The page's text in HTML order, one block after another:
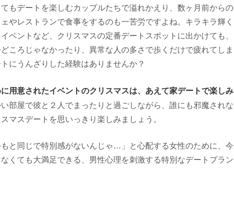
もデートを楽しむカップルたちで溢れかえり、数ヶ月前からの
やレストランで食事をするのも一苦労ですよね。キラキラ輝く
ベントなど、クリスマスの定番デートスポットに出かけても、
ころじゃなかったり、異常な人の多さで歩くだけで疲れてしま
にうんざりした経験はありませんか？
用意されたイベントのクリスマスは、あえて家デートで楽しみ
部屋で彼と２人でまったりと過ごしながら、誰にも邪魔されな
マスデートを思いっきり楽しみましょう。
もと同じで特別感がないんじゃ…」と心配する女性のために、今
くても大満足できる、男性心理を刺激する特別なデートプラン